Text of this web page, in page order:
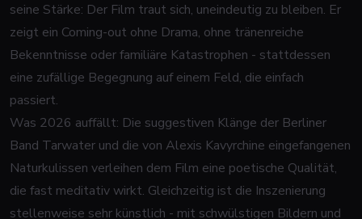
seine Stärke: Der Film traut sich, uneindeutig zu bleiben. Er
zeigt ein Coming-out ohne Drama, ohne tränenreiche
Bekenntnisse oder familiäre Katastrophen - stattdessen
eine zufällige Begegnung auf einem Feld, die einfach
passiert.
Was 2026 auffällt: Die suggestiven Klänge der Berliner
Band Tarwater und die von Alexis Kavyrchine eingefangenen
Naturkulissen verleihen dem Film eine poetische Qualität,
die fast meditativ wirkt. Gleichzeitig ist die Inszenierung
stellenweise sehr künstlich - mit schwülstigen Bildern und